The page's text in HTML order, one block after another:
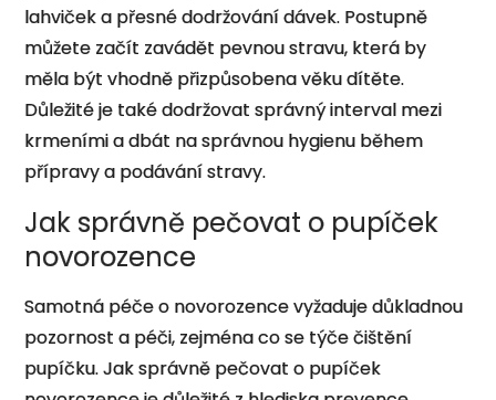
lahviček a přesné dodržování dávek. Postupně
můžete začít zavádět pevnou stravu, která by
měla být vhodně přizpůsobena věku dítěte.
Důležité je také dodržovat správný interval mezi
krmeními a dbát na správnou hygienu během
přípravy a podávání stravy.
Jak správně pečovat o pupíček
novorozence
Samotná péče o novorozence vyžaduje důkladnou
pozornost a péči, zejména co se týče čištění
pupíčku. Jak správně pečovat o pupíček